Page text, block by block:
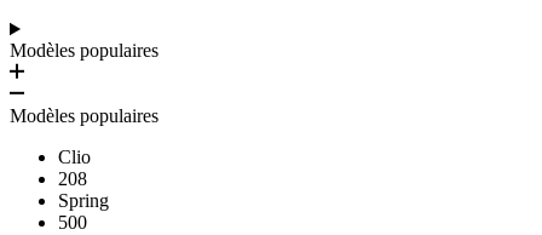
Modèles populaires
Modèles populaires
Clio
208
Spring
500